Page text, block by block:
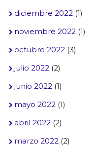
diciembre 2022(1)
noviembre 2022(1)
octubre 2022(3)
julio 2022(2)
junio 2022(1)
mayo 2022(1)
abril 2022(2)
marzo 2022(2)